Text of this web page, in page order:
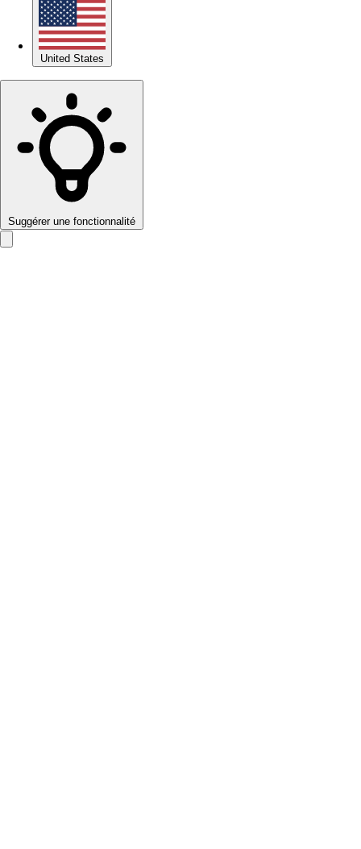
United States
Suggérer une fonctionnalité